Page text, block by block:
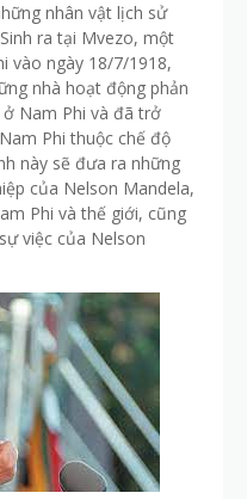
nhân vật lịch sử
ra tại Mvezo, một
vào ngày 18/7/1918,
nhà hoạt động phản
Nam Phi và đã trở
Phi thuộc chế độ
này sẽ đưa ra những
của Nelson Mandela,
Phi và thế giới, cũng
việc của Nelson